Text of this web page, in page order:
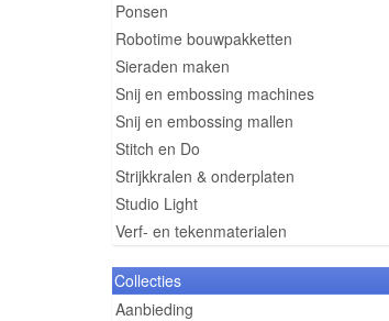
Ponsen
Robotime bouwpakketten
Sieraden maken
Snij en embossing machines
Snij en embossing mallen
Stitch en Do
Strijkkralen & onderplaten
Studio Light
Verf- en tekenmaterialen
Collecties
Aanbieding